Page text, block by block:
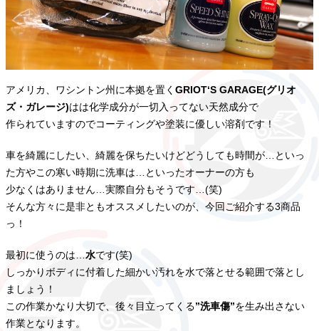
アメリカ、ワシントン州に本拠を置く GRIOT‘S GARAGE(グリオ
ズ・ガレージ)はは化学成分が一切入ってない天然成分で
作られていますのでコーティングや塗装に優しい溶剤です！
車を綺麗にしたい、綺麗を保ちたいけどどうしても時間が…といっ
た方やこの寒い時期に洗車は…といったオーナーの方も
少なくはありません…実際自分もそうです…(笑)
そんな方々に是非ともオススメしたいのが、今回ご紹介する3商品
っ！
最初に使うのは… 水です(笑)
しっかりボディに付着した細かい汚れを水で落とせる範囲で落とし
ましょう！
この作業かなり大切で、後々目立ってくる”洗車傷”を生み出さない
作業となります。